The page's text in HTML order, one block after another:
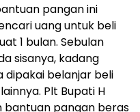
pangan ini
uang untuk beli
1 bulan. Sebulan
sisanya, kadang
dipakai belanjar beli
Plt Bupati H
bantuan pangan beras